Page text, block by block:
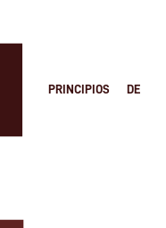
PRINCIPIOS DE